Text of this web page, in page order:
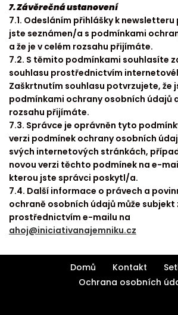
7. Závěrečná ustanovení
7.1. Odesláním přihlášky k
jste seznámen/a s podmínkami
a že je v celém rozsahu přijímáte.
7.2. S těmito podmínkami souhlasíte
souhlasu prostřednictvím
Zaškrtnutím souhlasu potvrzujete, že
podmínkami ochrany osobních údajů
rozsahu přijímáte.
7.3. Správce je oprávněn tyto
verzi podmínek ochrany osobních
svých internetových stránkách,
novou verzi těchto podmínek na e-
kterou jste správci poskytl/a.
7.4. Další informace o právech a
ochraně osobních údajů může subjekt
prostřednictvím e-mailu na
ahoj@iniciativanajemniku.cz
Domů Kontakt
Ochrana osobních